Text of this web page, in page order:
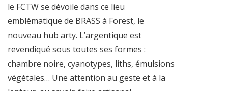
le FCTW se dévoile dans ce lieu
emblématique de BRASS à Forest, le
nouveau hub arty. L’argentique est
revendiqué sous toutes ses formes :
chambre noire, cyanotypes, liths, émulsions
végétales… Une attention au geste et à la